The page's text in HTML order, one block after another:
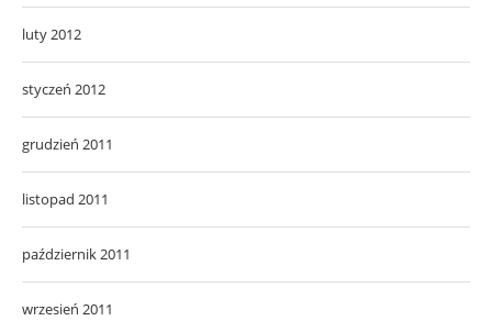
luty 2012
styczeń 2012
grudzień 2011
listopad 2011
październik 2011
wrzesień 2011